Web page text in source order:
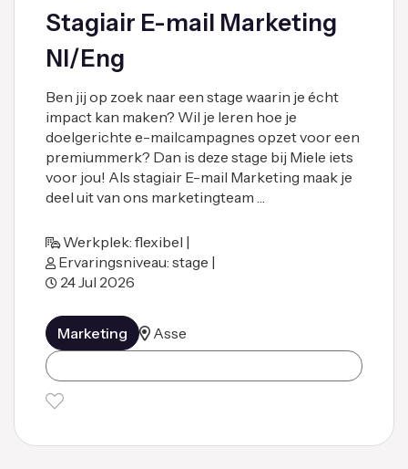
Stagiair E-mail Marketing
Nl/Eng
Ben jij op zoek naar een stage waarin je écht
impact kan maken? Wil je leren hoe je
doelgerichte e-mailcampagnes opzet voor een
premiummerk? Dan is deze stage bij Miele iets
voor jou! Als stagiair E-mail Marketing maak je
deel uit van ons marketingteam …
Werkplek: flexibel |
Ervaringsniveau: stage |
24 Jul 2026
Marketing Asse